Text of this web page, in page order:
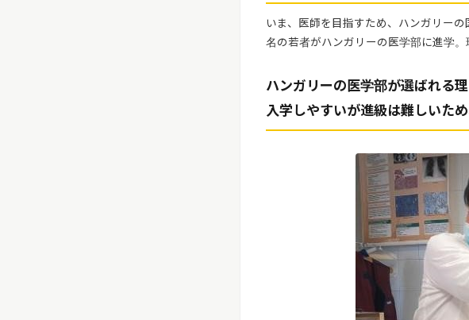
いま、医師を目指すため、ハンガリー
名の若者がハンガリーの医学部に進学。
ハンガリーの医学部が選ばれる
入学しやすいが進級は難しいた